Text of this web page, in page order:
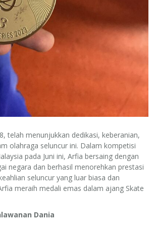
telah menunjukkan dedikasi, keberanian,
olahraga seluncur ini. Dalam kompetisi
pada Juni ini, Arfia bersaing dengan
negara dan berhasil menorehkan prestasi
seluncur yang luar biasa dan
meraih medali emas dalam ajang Skate
Dania